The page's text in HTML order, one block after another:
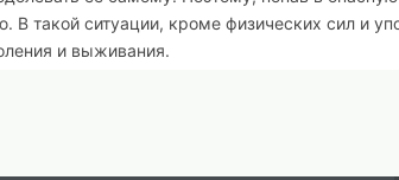
В такой ситуации, кроме физических сил и
и выживания.